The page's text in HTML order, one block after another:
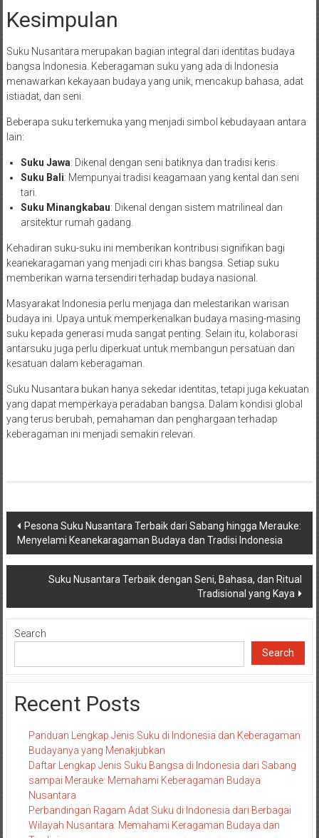
Kesimpulan
Suku Nusantara merupakan bagian integral dari identitas budaya
bangsa Indonesia. Keberagaman suku yang ada di Indonesia
menawarkan kekayaan budaya yang unik, mencakup bahasa, adat
istiadat, dan seni.
Beberapa suku terkemuka yang menjadi simbol kebudayaan antara
lain:
Suku Jawa: Dikenal dengan seni batiknya dan tradisi keris.
Suku Bali: Mempunyai tradisi keagamaan yang kental dan seni
tari.
Suku Minangkabau: Dikenal dengan sistem matrilineal dan
arsitektur rumah gadang.
Kehadiran suku-suku ini memberikan kontribusi signifikan bagi
keanekaragaman yang menjadi ciri khas bangsa. Setiap suku
memberikan warna tersendiri terhadap budaya nasional.
Masyarakat Indonesia perlu menjaga dan melestarikan warisan
budaya ini. Upaya untuk memperkenalkan budaya masing-masing
suku kepada generasi muda sangat penting. Selain itu, kolaborasi
antarsuku juga perlu diperkuat untuk membangun persatuan dan
kesatuan dalam keberagaman.
Suku Nusantara bukan hanya sekedar identitas, tetapi juga kekuatan
yang dapat memperkaya peradaban bangsa. Dalam kondisi global
yang terus berubah, pemahaman dan penghargaan terhadap
keberagaman ini menjadi semakin relevan.
Post
navigation
Pesona Suku Nusantara Terbaik dari Sabang hingga Merauke:
Menyelami Keanekaragaman Budaya dan Tradisi Indonesia
Suku Nusantara Terbaik dengan Seni, Bahasa, dan Ritual
Tradisional yang Kaya
Search
Search
Recent Posts
Panduan Lengkap Jenis Suku di Indonesia dan Keberagaman
Budayanya yang Menakjubkan
Daftar Lengkap Jenis Suku Bangsa di Indonesia dari Sabang
sampai Merauke: Memahami Keberagaman Budaya
Nusantara
Perbandingan Ragam Adat Suku di Indonesia dari Berbagai
Wilayah Nusantara: Memahami Keragaman Budaya dan